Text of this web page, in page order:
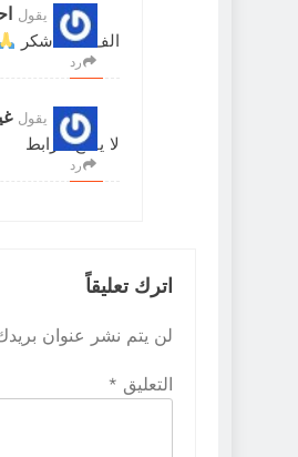
يقول
الف الف شكر
رد
يقول
لا يفتح الرابط
رد
اترك تعليقاً
لن يتم نشر عنوان
التعليق *